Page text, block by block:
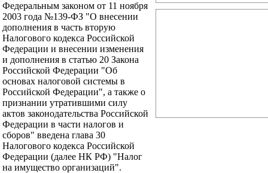
Федеральным законом от 11 ноября
2003 года №139-ФЗ "О внесении
дополнения в часть вторую
Налогового кодекса Российской
Федерации и внесении изменения
и дополнения в статью 20 Закона
Российской Федерации "Об
основах налоговой системы в
Российской Федерации", а также о
признании утратившими силу
актов законодательства Российской
Федерации в части налогов и
сборов" введена глава 30
Налогового кодекса Российской
Федерации (далее НК РФ) "Налог
на имущество организаций".